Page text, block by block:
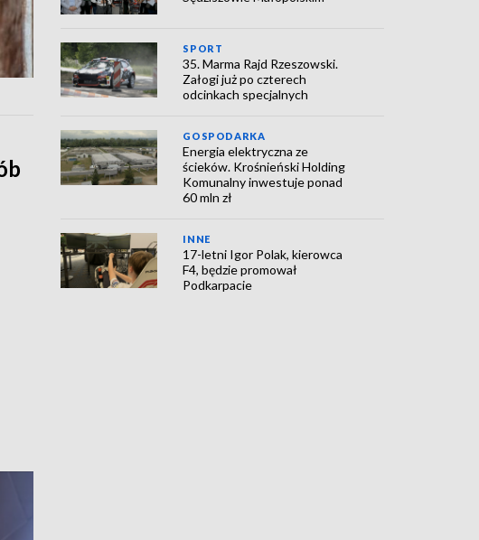
SPORT
35. Marma Rajd Rzeszowski.
Załogi już po czterech
odcinkach specjalnych
GOSPODARKA
Energia elektryczna ze
ścieków. Krośnieński Holding
Komunalny inwestuje ponad
60 mln zł
INNE
17-letni Igor Polak, kierowca
F4, będzie promował
Podkarpacie